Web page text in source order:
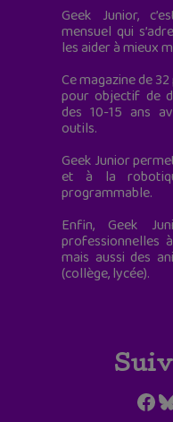
Geek Junior,
mensuel qui
les aider à mieux
Ce magazine de
pour objectif de
des 10-15 ans
outils.
Geek Junior
et à la
programmable.
Enfin, Geek
professionnelles
mais aussi des
(collège, lycée).